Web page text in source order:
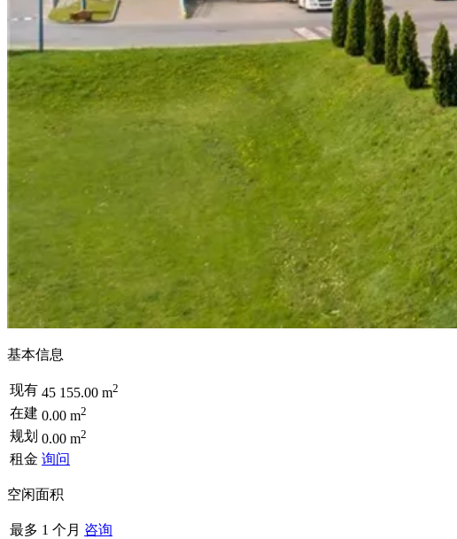
基本信息
现有 45 155.00 m2
在建 0.00 m2
规划 0.00 m2
租金 询问
空闲面积
最多 1 个月 咨询